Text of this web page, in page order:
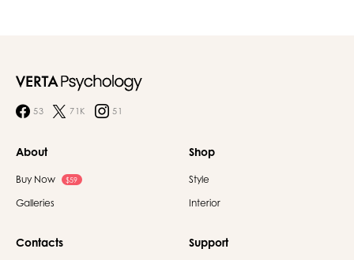
53 71K 51
About
Buy Now $59
Galleries
Shop
Style
Interior
Contacts Support